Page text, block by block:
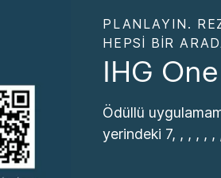
PLANLAYIN.
HEPSI BIR
IHG
Ödüllü
yerindeki 7, , , , ,